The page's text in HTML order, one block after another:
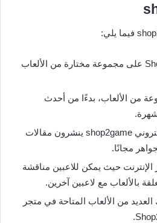
يحتوي متجر Shop2game على مجموعة مختارة من الألعاب
من الألعاب، بدءًا من أحدث
شهرة.
على موقع المتجر الإلكتروني shop2game ينشرون مقالات
مجانًا.
الإنترنت حيث يمكن للاعبين مناقشة
بالألعاب مع لاعبين آخرين.
من الألعاب المتاحة في متجر